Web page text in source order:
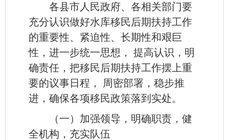
各县市人民政府、各相关部门要
充分认识做好水库移民后期扶持工作
的重要性、紧迫性、长期性和艰巨
性，进一步统一思想， 提高认识，明
确责任，把移民后期扶持工作摆上重
要的议事日程， 周密部署，稳步推
进，确保各项移民政策落到实处。
（一）加强领导，明确职责，健
全机构，充实队伍